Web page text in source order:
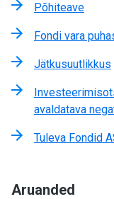
Põhiteave
Fondi vara
Jätkusuutlikkus
avaldatava
Tuleva Fondid
Aruanded